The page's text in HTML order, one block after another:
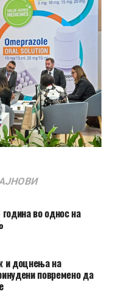
во однос на
и доцнења на
повремено да